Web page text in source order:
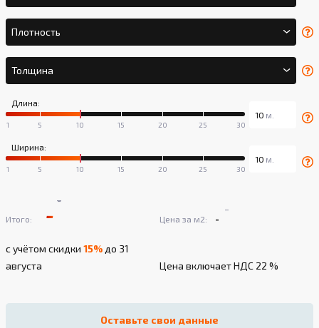
Плотность
Толщина
Длина:
Ширина:
Итого: -
-
с учётом скидки 15% до 31
августа
Цена за м2: -
-
Цена включает НДС 22 %
Оставьте свои данные